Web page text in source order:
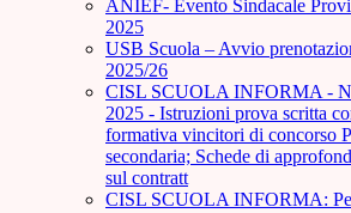
ANIEF- Evento Sindacale
2025
USB Scuola – Avvio
2025/26
CISL SCUOLA INFORMA -
2025 - Istruzioni prova scritta
formativa vincitori di concorso
secondaria; Schede di
sul contratt
CISL SCUOLA INFORMA: